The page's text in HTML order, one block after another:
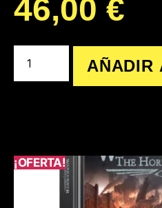
46,00 €
AÑADIR
¡OFERTA!